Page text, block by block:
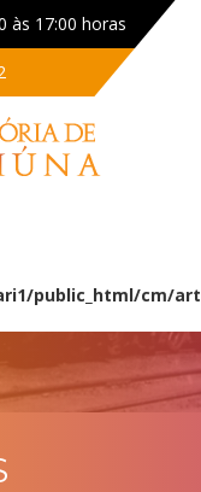
às 17:00 horas
public_html/cm/